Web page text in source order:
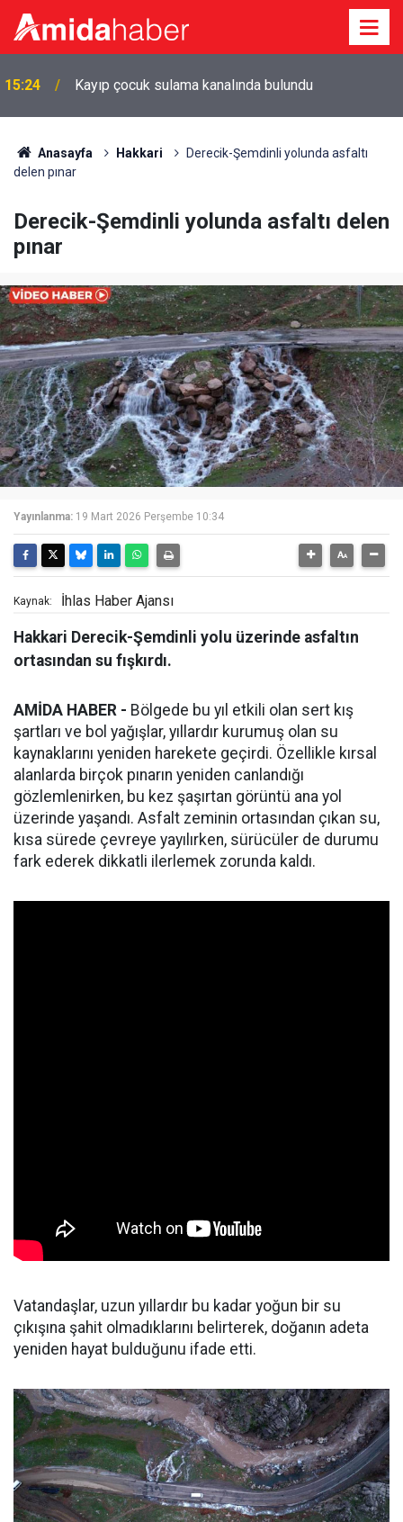
15:24 Kayıp çocuk sulama kanalında bulundu
Anasayfa Hakkari
Derecik-Şemdinli yolunda asfaltı
delen pınar
Derecik-Şemdinli yolunda asfaltı delen
pınar
Yayınlanma: 19 Mart 2026 Perşembe 10:34
Kaynak: İhlas Haber Ajansı
Hakkari Derecik-Şemdinli yolu üzerinde asfaltın
ortasından su fışkırdı.
AMİDA HABER - Bölgede bu yıl etkili olan sert kış
şartları ve bol yağışlar, yıllardır kurumuş olan su
kaynaklarını yeniden harekete geçirdi. Özellikle kırsal
alanlarda birçok pınarın yeniden canlandığı
gözlemlenirken, bu kez şaşırtan görüntü ana yol
üzerinde yaşandı. Asfalt zeminin ortasından çıkan su,
kısa sürede çevreye yayılırken, sürücüler de durumu
fark ederek dikkatli ilerlemek zorunda kaldı.
Vatandaşlar, uzun yıllardır bu kadar yoğun bir su
çıkışına şahit olmadıklarını belirterek, doğanın adeta
yeniden hayat bulduğunu ifade etti.